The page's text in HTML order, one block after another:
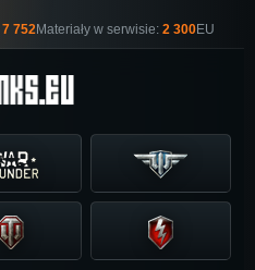
7 752Materiały w serwisie: 2 300EU